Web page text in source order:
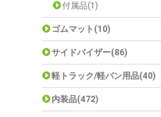
付属品(1)
ゴムマット(10)
サイドバイザー(86)
軽トラック/軽バン用品(40)
内装品(472)